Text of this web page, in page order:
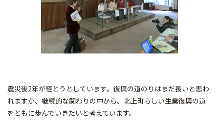
震災後2年が経とうとしています。復興の道のりはまだ長いと思わ
れますが、継続的な関わりの中から、北上町らしい生業復興の道
をともに歩んでいきたいと考えています。